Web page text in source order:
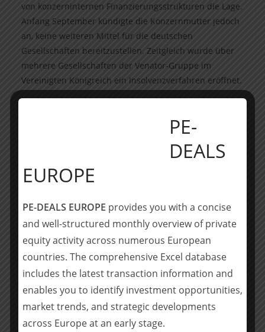
von konzerninternen Finanzierungsstrukturen die Lage.
Anfang September kündigte die Konzernmutter jedoch
an, keine weiteren Mittel für die deutschen
Gesellschaften bereitzustellen. Zeitgleich wurde über
mehrere Gesellschaften der Venator-Gruppe im
Vereinigten Königreich ein Insolvenzverfahren eröffnet.
Mit der Bestellung von Rechtsanwältin Sarah Wolf als
vorläufige Insolvenzverwalterin beginnt nun die
Unternehmens. „Unser Ziel ist es, den Geschäftsbetrieb
für die Zukunft zu entwickeln“, erklärt die vorläufige
Insolvenzverwalterin Sarah Wolf von Anchor. Sie wird
sich gemeinsam mit ihrem Team kurzfristig einen
detaillierten Überblick über die aktuelle wirtschaftliche
Lage verschaffen und rasch Gespräche mit Kunden,
aufnehmen. „Wichtig ist es jetzt, das Vertrauen im
Markt zu sichern sowie die Produktions- und
Lieferfähigkeit des Unternehmens aufrechtzuerhalten.
PE-
DEALS
EUROPE
PE-DEALS EUROPE provides you with a concise
and well-structured monthly overview of private
equity activity across numerous European
countries. The comprehensive Excel database
includes the latest transaction information and
enables you to identify investment opportunities,
market trends, and strategic developments
across Europe at an early stage.